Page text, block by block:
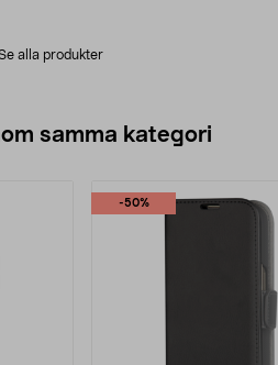
alla produkter
samma kategori
-50%